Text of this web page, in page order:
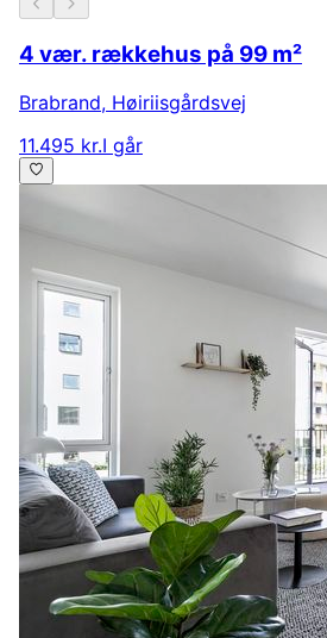
4 vær. rækkehus på 99 m²
Brabrand, Høiriisgårdsvej
11.495 kr.I går